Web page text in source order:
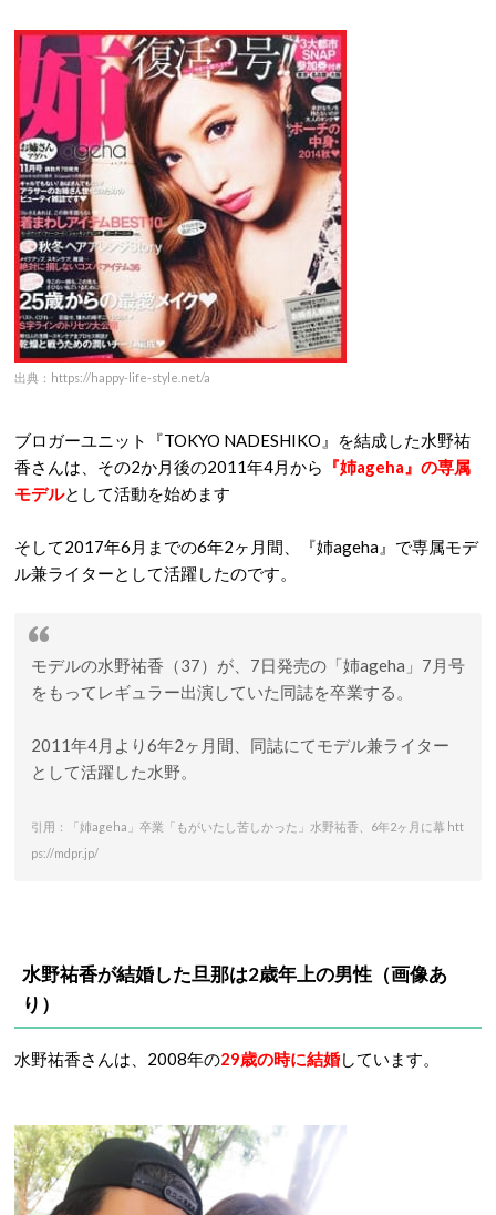
出典：https://happy-life-style.net/a
ブロガーユニット『TOKYO NADESHIKO』を結成した水野祐
香さんは、その2か月後の2011年4月から
『姉ageha』の専属
モデルとして活動を始めます
そして2017年6月までの6年2ヶ月間、『姉ageha』で専属モデ
ル兼ライターとして活躍したのです。
モデルの水野祐香（37）が、7日発売の「姉ageha」7月号
をもってレギュラー出演していた同誌を卒業する。
2011年4月より6年2ヶ月間、同誌にてモデル兼ライター
として活躍した水野。
引用：「姉ageha」卒業「もがいたし苦しかった」水野祐香、6年2ヶ月に幕 htt
ps://mdpr.jp/
水野祐香が結婚した旦那は2歳年上の男性（画像あ
り）
水野祐香さんは、2008年の29歳の時に結婚しています。